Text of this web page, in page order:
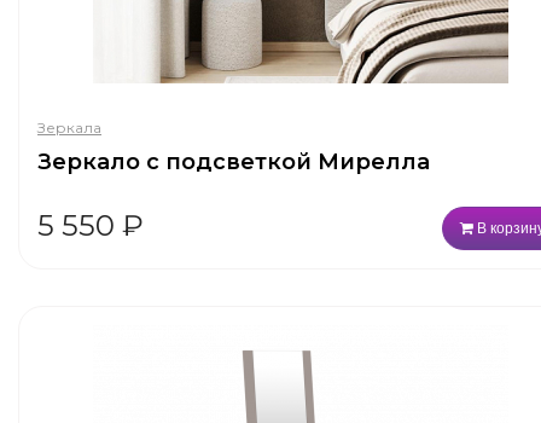
Зеркала
Зеркало с подсветкой Мирелла
5 550 ₽ В